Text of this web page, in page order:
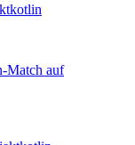
kotlin
Match auf